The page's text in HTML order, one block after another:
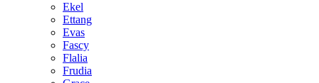
Ekel
Ettang
Evas
Fascy
Flalia
Frudia